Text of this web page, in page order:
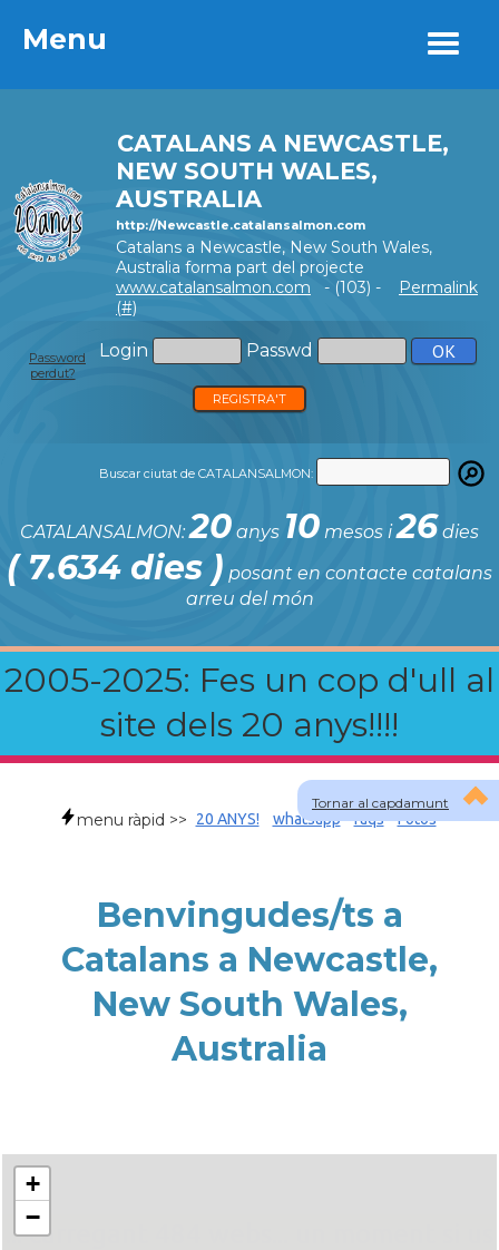
Menu
CATALANS A NEWCASTLE,
NEW SOUTH WALES,
AUSTRALIA
http://Newcastle.catalansalmon.com
Catalans a Newcastle, New South Wales,
Australia forma part del projecte
www.catalansalmon.com - (103) -
Permalink
(#)
Login Passwd
Password
perdut?
REGISTRA'T
Buscar ciutat de CATALANSALMON:
CATALANSALMON:20 anys 10 mesos i26 dies
( 7.634 dies ) posant en contacte catalans
arreu del món
2005-2025: Fes un cop d'ull al
site dels 20 anys!!!!
Menu
Tornar al capdamunt
menu ràpid >> 20 ANYS! whatsapp faqs Fotos
Benvingudes/ts a
Catalans a Newcastle,
New South Wales,
Australia
... carregant 484 webs... un moment si us
+
−